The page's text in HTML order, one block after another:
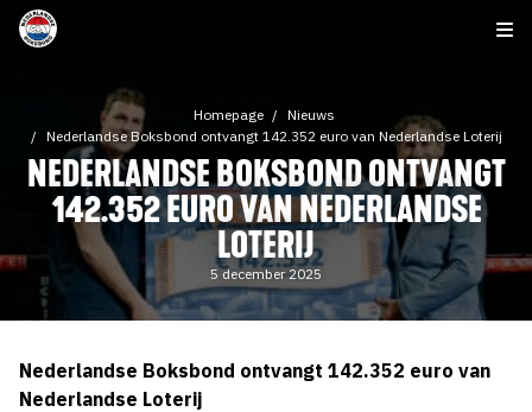
Homepage
Nieuws
Nederlandse Boksbond ontvangt 142.352 euro van Nederlandse Loterij
NEDERLANDSE BOKSBOND ONTVANGT
142.352 EURO VAN NEDERLANDSE
LOTERIJ
5 december 2025
Nederlandse Boksbond ontvangt 142.352 euro van
Nederlandse Loterij